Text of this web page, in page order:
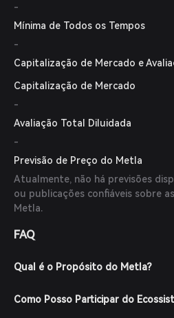
-
Mínima de Todos os Tempos
-
Capitalização de Mercado e
Capitalização de Mercado
-
Avaliação Total Diluidada
-
Previsão de Preço do Metla
Atualmente, não há previsões
ou publicações confiáveis sobre
Metla.
FAQ
Qual é o Propósito do Metla?
Como Posso Participar do